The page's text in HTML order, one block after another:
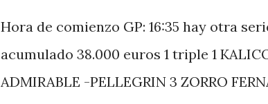
Hora de comienzo GP: 16:35 hay otra
acumulado 38.000 euros 1 triple 1
ADMIRABLE -PELLEGRIN 3 ZORRO